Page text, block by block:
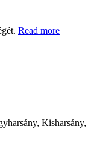
Read more
Kisharsány,